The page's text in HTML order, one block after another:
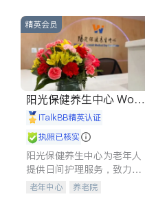
精英会员
阳光保健养生中心 World
shine
iTalkBB精英认证
执照已核实
阳光保健养生中心为老年人
提供日间护理服务，致力于
通过持续的护理创新来有效
老年中心 养老院